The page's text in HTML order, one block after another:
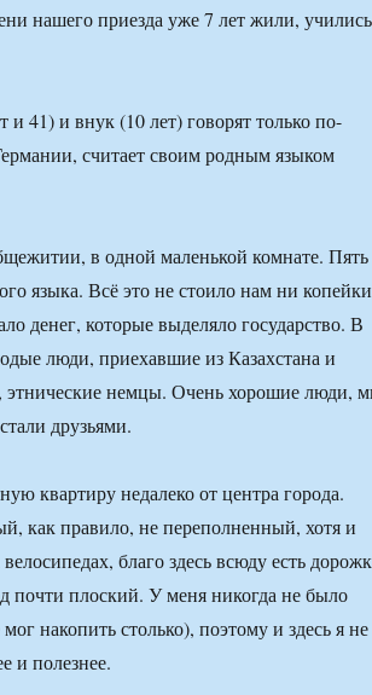
нашего приезда уже 7 лет жили, учились
41) и внук (10 лет) говорят только по-
считает своим родным языком
в одной маленькой комнате. Пять
языка. Всё это не стоило нам ни
денег, которые выделяло государство. В
люди, приехавшие из Казахстана и
этнические немцы. Очень хорошие люди,
друзьями.
квартиру недалеко от центра города.
как правило, не переполненный, хотя и
благо здесь всюду есть
почти плоский. У меня никогда не было
накопить столько), поэтому и здесь я не
и полезнее.